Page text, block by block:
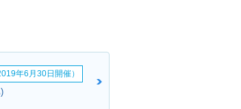
年6月30日開催）